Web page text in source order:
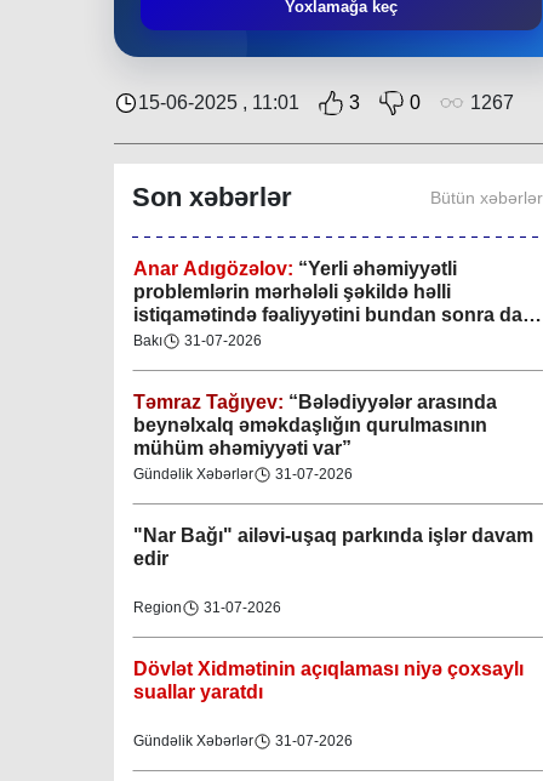
Yoxlamağa keç
15-06-2025 , 11:01 3 0 1267
Son xəbərlər Bütün xəbərlər
keçirilib
Gündəlik Xəbərlər 04-08-2026
Anar Adıgözəlov: “Yerli əhəmiyyətli
problemlərin mərhələli şəkildə həlli
istiqamətində fəaliyyətini bundan sonra da
davam etdirəcəkdir
Bakı 31-07-2026
Təmraz Tağıyev: “Bələdiyyələr arasında
beynəlxalq əməkdaşlığın qurulmasının
mühüm əhəmiyyəti var”
Gündəlik Xəbərlər 31-07-2026
"Nar Bağı" ailəvi-uşaq parkında işlər davam
edir
Region 31-07-2026
Dövlət Xidmətinin açıqlaması niyə çoxsaylı
suallar yaratdı
Gündəlik Xəbərlər 31-07-2026